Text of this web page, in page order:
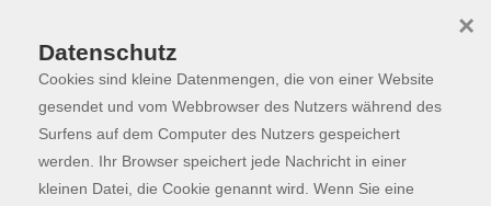
Skip to main content
Programm
Der Kurs konnte nicht gefunden werden.
Datenschutz
Cookies sind kleine Datenmengen, die von einer Website
gesendet und vom Webbrowser des Nutzers während des
Surfens auf dem Computer des Nutzers gespeichert
werden. Ihr Browser speichert jede Nachricht in einer
kleinen Datei, die Cookie genannt wird. Wenn Sie eine
×